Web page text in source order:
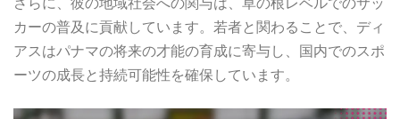
カーの普及に貢献しています。若者と関わることで、ディ
アスはパナマの将来の才能の育成に寄与し、国内でのスポ
ーツの成長と持続可能性を確保しています。